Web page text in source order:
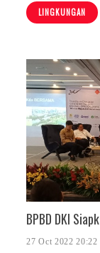
LINGKUNGAN
BPBD DKI
27 Oct 2022 20:22